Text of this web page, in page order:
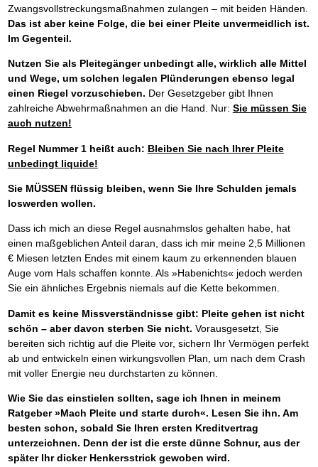
Zwangsvollstreckungsmaßnahmen zulangen – mit beiden Händen.
Das ist aber keine Folge, die bei einer Pleite unvermeidlich ist.
Im Gegenteil.
Nutzen Sie als Pleitegänger unbedingt alle, wirklich alle Mittel
und Wege, um solchen legalen Plünderungen ebenso legal
einen Riegel vorzuschieben. Der Gesetzgeber gibt Ihnen
zahlreiche Abwehrmaßnahmen an die Hand. Nur: Sie müssen Sie
auch nutzen!
Regel Nummer 1 heißt auch: Bleiben Sie nach Ihrer Pleite
unbedingt liquide!
Sie MÜSSEN flüssig bleiben, wenn Sie Ihre Schulden jemals
loswerden wollen.
Dass ich mich an diese Regel ausnahmslos gehalten habe, hat
einen maßgeblichen Anteil daran, dass ich mir meine 2,5 Millionen
€ Miesen letzten Endes mit einem kaum zu erkennenden blauen
Auge vom Hals schaffen konnte. Als »Habenichts« jedoch werden
Sie ein ähnliches Ergebnis niemals auf die Kette bekommen.
Damit es keine Missverständnisse gibt: Pleite gehen ist nicht
schön – aber davon sterben Sie nicht. Vorausgesetzt, Sie
bereiten sich richtig auf die Pleite vor, sichern Ihr Vermögen perfekt
ab und entwickeln einen wirkungsvollen Plan, um nach dem Crash
mit voller Energie neu durchstarten zu können.
Wie Sie das einstielen sollten, sage ich Ihnen in meinem
Ratgeber »Mach Pleite und starte durch«. Lesen Sie ihn. Am
besten schon, sobald Sie Ihren ersten Kreditvertrag
unterzeichnen. Denn der ist die erste dünne Schnur, aus der
später Ihr dicker Henkersstrick gewoben wird.